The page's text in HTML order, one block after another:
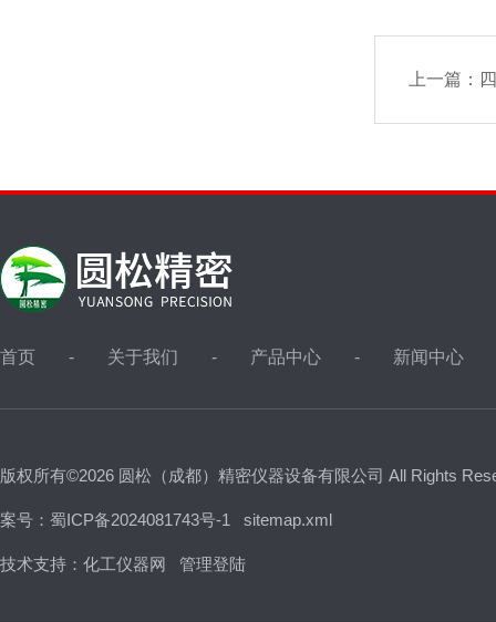
上一篇：
首页 关于我们 产品中心 新闻中心
版权所有©2026 圆松（成都）精密仪器设备有限公司 All Rights
案号：蜀ICP备2024081743号-1 sitemap.xml
技术支持： 化工仪器网 管理登陆